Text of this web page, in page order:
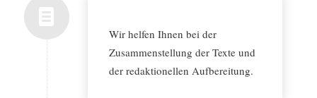
Wir helfen Ihnen bei der
Zusammenstellung der Texte und
der redaktionellen Aufbereitung.